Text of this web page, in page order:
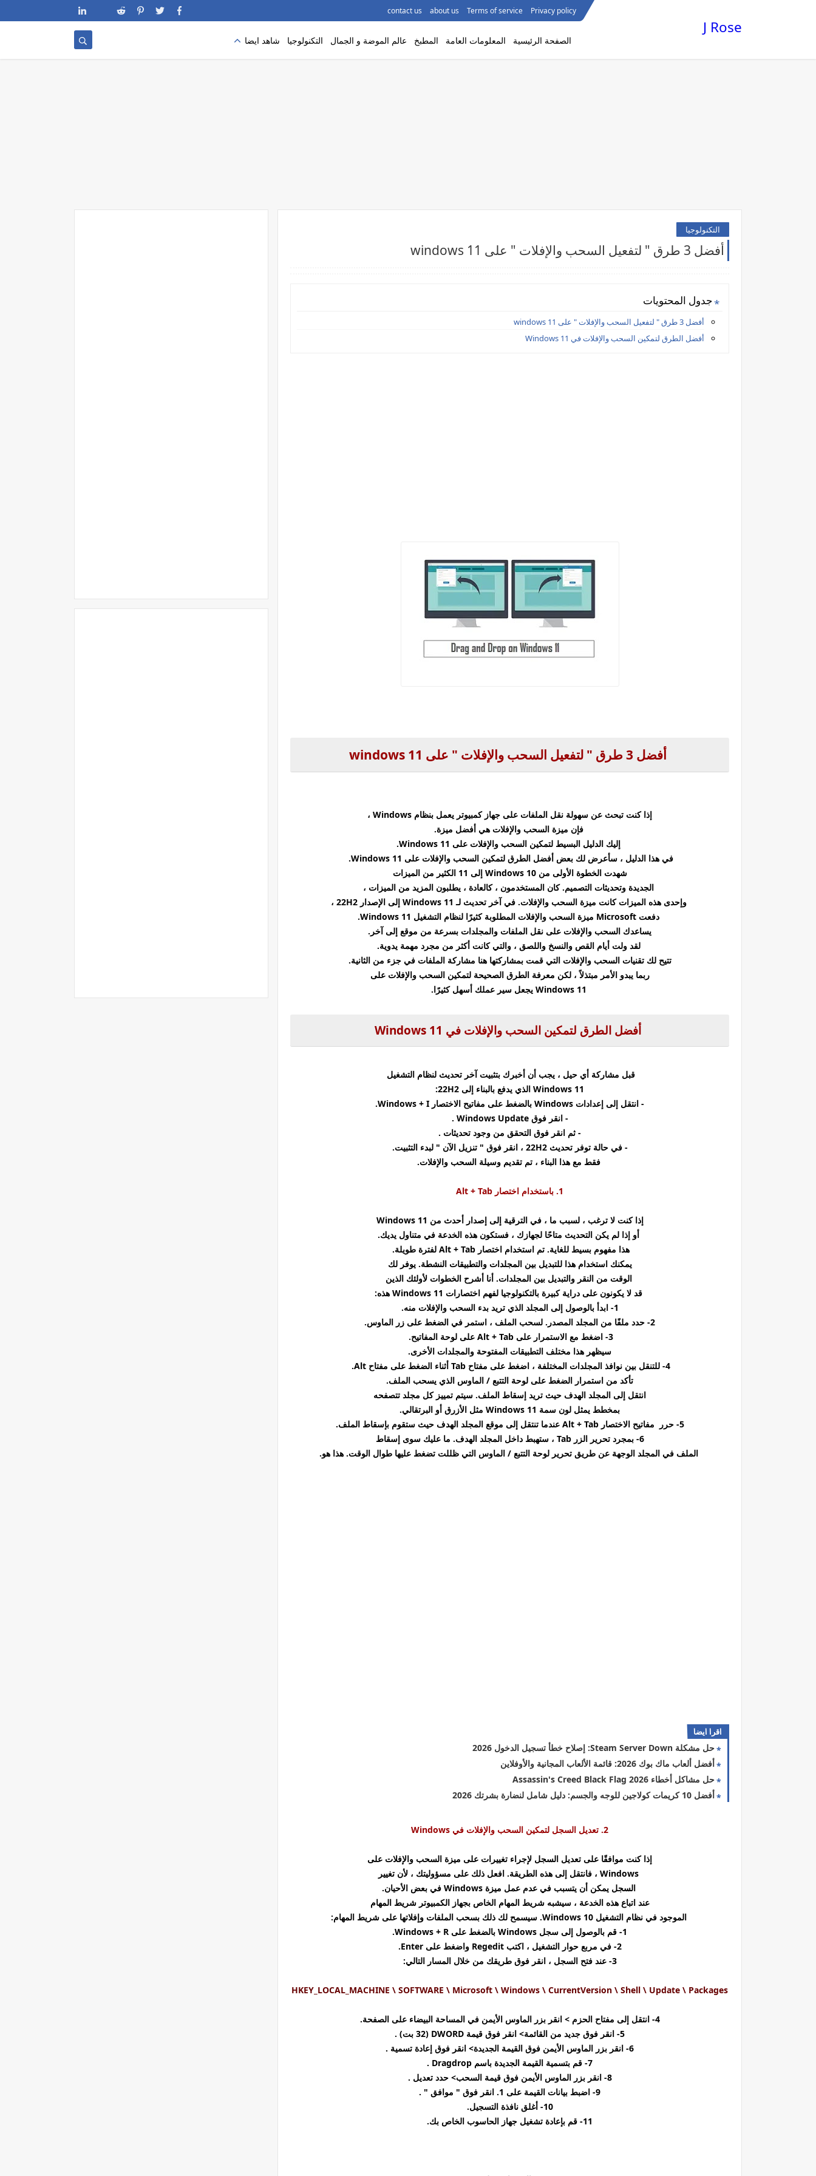
Privacy policy
Terms of service
about us
contact us
J Rose
الصفحة الرئيسية المعلومات العامة المطبخ عالم الموضة و الجمال التكنولوجيا شاهد ايضا
التكنولوجيا
أفضل 3 طرق " لتفعيل السحب والإفلات " على windows 11
جدول المحتويات
أفضل 3 طرق " لتفعيل السحب والإفلات " على windows 11
أفضل الطرق لتمكين السحب والإفلات في Windows 11
أفضل 3 طرق " لتفعيل السحب والإفلات " على windows 11
إذا كنت تبحث عن سهولة نقل الملفات على جهاز كمبيوتر يعمل بنظام Windows ،
فإن ميزة السحب والإفلات هي أفضل ميزة.
إليك الدليل البسيط لتمكين السحب والإفلات على Windows 11.
في هذا الدليل ، سأعرض لك بعض أفضل الطرق لتمكين السحب والإفلات على Windows 11.
شهدت الخطوة الأولى من Windows 10 إلى 11 الكثير من الميزات
الجديدة وتحديثات التصميم. كان المستخدمون ، كالعادة ، يطلبون المزيد من الميزات ،
وإحدى هذه الميزات كانت ميزة السحب والإفلات. في آخر تحديث لـ Windows 11 إلى الإصدار 22H2 ،
دفعت Microsoft ميزة السحب والإفلات المطلوبة كثيرًا لنظام التشغيل Windows 11.
يساعدك السحب والإفلات على نقل الملفات والمجلدات بسرعة من موقع إلى آخر.
لقد ولت أيام القص والنسخ واللصق ، والتي كانت أكثر من مجرد مهمة يدوية.
تتيح لك تقنيات السحب والإفلات التي قمت بمشاركتها هنا مشاركة الملفات في جزء من الثانية.
ربما يبدو الأمر مبتذلاً ، لكن معرفة الطرق الصحيحة لتمكين السحب والإفلات على
أفضل الطرق لتمكين السحب والإفلات في Windows 11
قبل مشاركة أي حيل ، يجب أن أخبرك بتثبيت آخر تحديث لنظام التشغيل
Windows 11 الذي يدفع بالبناء إلى 22H2:
- انتقل إلى إعدادات Windows بالضغط على مفاتيح الاختصار Windows + I.
- انقر فوق Windows Update .
- ثم انقر فوق التحقق من وجود تحديثات .
- في حالة توفر تحديث 22H2 ، انقر فوق " تنزيل الآن " لبدء التثبيت.
فقط مع هذا البناء ، تم تقديم وسيلة السحب والإفلات.
1. باستخدام اختصار Alt + Tab
إذا كنت لا ترغب ، لسبب ما ، في الترقية إلى إصدار أحدث من Windows 11
أو إذا لم يكن التحديث متاحًا لجهازك ، فستكون هذه الخدعة في متناول يديك.
هذا مفهوم بسيط للغاية. تم استخدام اختصار Alt + Tab لفترة طويلة.
يمكنك استخدام هذا للتبديل بين المجلدات والتطبيقات النشطة. يوفر لك
الوقت من النقر والتبديل بين المجلدات. أنا أشرح الخطوات لأولئك الذين
قد لا يكونون على دراية كبيرة بالتكنولوجيا لفهم اختصارات Windows 11 هذه:
1- ابدأ بالوصول إلى المجلد الذي تريد بدء السحب والإفلات منه.
2- حدد ملفًا من المجلد المصدر. لسحب الملف ، استمر في الضغط على زر الماوس.
3- اضغط مع الاستمرار على Alt + Tab على لوحة المفاتيح.
سيظهر هذا مختلف التطبيقات المفتوحة والمجلدات الأخرى.
4- للتنقل بين نوافذ المجلدات المختلفة ، اضغط على مفتاح Tab أثناء الضغط على مفتاح Alt.
تأكد من استمرار الضغط على لوحة التتبع / الماوس الذي يسحب الملف.
انتقل إلى المجلد الهدف حيث تريد إسقاط الملف. سيتم تمييز كل مجلد تتصفحه
بمخطط يمثل لون سمة Windows 11 مثل الأزرق أو البرتقالي.
5- حرر مفاتيح الاختصار Alt + Tab عندما تنتقل إلى موقع المجلد الهدف حيث ستقوم بإسقاط الملف.
6- بمجرد تحرير الزر Tab ، ستهبط داخل المجلد الهدف. ما عليك سوى إسقاط
الملف في المجلد الوجهة عن طريق تحرير لوحة التتبع / الماوس التي ظللت تضغط عليها طوال الوقت. هذا هو.
اقرا ايضا
حل مشكلة Steam Server Down: إصلاح خطأ تسجيل الدخول 2026
أفضل ألعاب ماك بوك 2026: قائمة الألعاب المجانية والأوفلاين
حل مشاكل أخطاء Assassin's Creed Black Flag 2026
أفضل 10 كريمات كولاجين للوجه والجسم: دليل شامل لنضارة بشرتك 2026
2. تعديل السجل لتمكين السحب والإفلات في Windows
إذا كنت موافقًا على تعديل السجل لإجراء تغييرات على ميزة السحب والإفلات على
السجل يمكن أن يتسبب في عدم عمل ميزة Windows في بعض الأحيان.
عند اتباع هذه الخدعة ، سيشبه شريط المهام الخاص بجهاز الكمبيوتر شريط المهام
الموجود في نظام التشغيل Windows 10. سيسمح لك ذلك بسحب الملفات وإفلاتها على شريط المهام:
1- قم بالوصول إلى سجل Windows بالضغط على Windows + R.
2- في مربع حوار التشغيل ، اكتب Regedit واضغط على Enter.
3- عند فتح السجل ، انقر فوق طريقك من خلال المسار التالي:
HKEY_LOCAL_MACHINE \ SOFTWARE \ Microsoft \ Windows \ CurrentVersion \ Shell \ Update \ Packages
4- انتقل إلى مفتاح الحزم > انقر بزر الماوس الأيمن في المساحة البيضاء على الصفحة.
5- انقر فوق جديد من القائمة> انقر فوق قيمة DWORD (32 بت) .
6- انقر بزر الماوس الأيمن فوق القيمة الجديدة> انقر فوق إعادة تسمية .
7- قم بتسمية القيمة الجديدة باسم Dragdrop .
8- انقر بزر الماوس الأيمن فوق قيمة السحب> حدد تعديل .
9- اضبط بيانات القيمة على 1. انقر فوق " موافق " .
10- أغلق نافذة التسجيل.
11- قم بإعادة تشغيل جهاز الحاسوب الخاص بك.